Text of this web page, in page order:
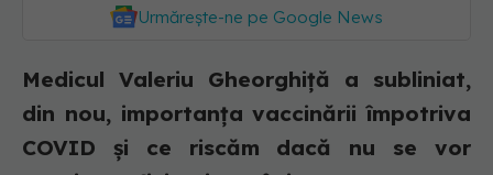
Urmărește-ne pe Google News
Medicul Valeriu Gheorghiță a subliniat,
din nou, importanța vaccinării împotriva
COVID și ce riscăm dacă nu se vor